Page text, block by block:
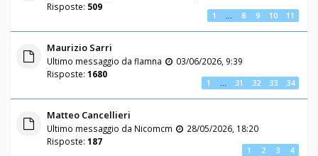
Risposte: 509
1 … 8 9 10 11
Maurizio Sarri
Ultimo messaggio da flamna
03/06/2026, 9:39
Risposte: 1680
1 … 31 32 33 34
Matteo Cancellieri
Ultimo messaggio da Nicomcm
28/05/2026, 18:20
Risposte: 187
1 2 3 4